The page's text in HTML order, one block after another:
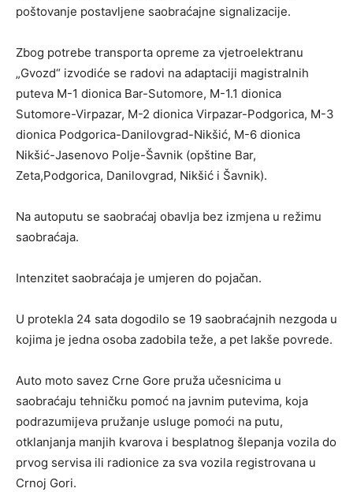
poštovanje postavljene saobraćajne signalizacije.
Zbog potrebe transporta opreme za vjetroelektranu
„Gvozd“ izvodiće se radovi na adaptaciji magistralnih
puteva M-1 dionica Bar-Sutomore, M-1.1 dionica
Sutomore-Virpazar, M-2 dionica Virpazar-Podgorica, M-3
dionica Podgorica-Danilovgrad-Nikšić, M-6 dionica
Nikšić-Jasenovo Polje-Šavnik (opštine Bar,
Zeta,Podgorica, Danilovgrad, Nikšić i Šavnik).
Na autoputu se saobraćaj obavlja bez izmjena u režimu
saobraćaja.
Intenzitet saobraćaja je umjeren do pojačan.
U protekla 24 sata dogodilo se 19 saobraćajnih nezgoda u
kojima je jedna osoba zadobila teže, a pet lakše povrede.
Auto moto savez Crne Gore pruža učesnicima u
saobraćaju tehničku pomoć na javnim putevima, koja
podrazumijeva pružanje usluge pomoći na putu,
otklanjanja manjih kvarova i besplatnog šlepanja vozila do
prvog servisa ili radionice za sva vozila registrovana u
Crnoj Gori.